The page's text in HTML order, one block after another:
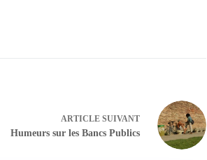
ARTICLESUIVANT
Humeurs sur les Bancs Publics